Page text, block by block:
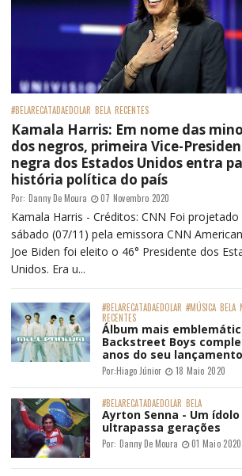
#BELARECATADAEDOLAR BELA RECENTES
Kamala Harris: Em nome das
dos negros, primeira Vice-
negra dos Estados Unidos entra
história política do país
Por: Danny De Moura 07 Novembro 2020
Kamala Harris - Créditos: CNN Foi projetado
sábado (07/11) pela emissora CNN
Joe Biden foi eleito o 46° Presidente dos
Unidos. Era u...
#BELARECATADAEDOLAR #MÚSICA BELA
RECENTES
Álbum mais
Backstreet Boys
anos do seu lançamento
Por:Hiago Júnior 18 Maio 2020
#BELARECATADAEDOLAR BELA
Ayrton Senna - Um ídolo
ultrapassa gerações
Por: Danny De Moura 01 Maio 2020